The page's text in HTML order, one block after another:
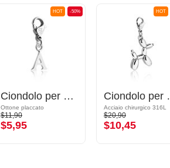
-50%
HOT
Ciondolo per bracciale con lettera a
Ottone placcato
$11,90
$5,95
HOT
Acciaio chirurgico 316L
$20,90
$10,45